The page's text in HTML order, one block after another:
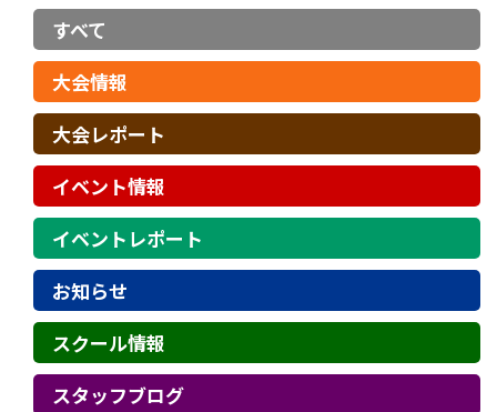
すべて
大会情報
大会レポート
イベント情報
イベントレポート
お知らせ
スクール情報
スタッフブログ